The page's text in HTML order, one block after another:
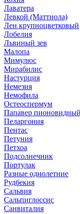
Лаватера
Левкой (Маттиола)
Лен крупноцветковый
Лобелия
Львиный зев
Малопа
Мимулюс
Мирабилис
Настурция
Немезия
Немофила
Остеоспермум
Папавер пионовидный
Пеларгония
Пентас
Петуния
Петхоа
Подсолнечник
Портулак
Разные однолетние
Рудбекия
Сальвия
Сальпиглоссис
Санвиталия